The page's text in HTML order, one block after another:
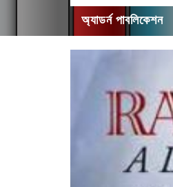
অ্যাডর্ন পাবলিকেশন